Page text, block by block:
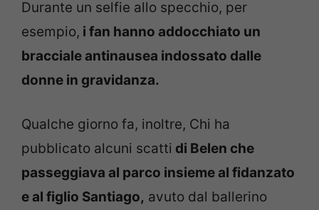
Durante un selfie allo specchio, per
esempio, i fan hanno addocchiato un
bracciale antinausea indossato dalle
donne in gravidanza.
Qualche giorno fa, inoltre, Chi ha
pubblicato alcuni scatti di Belen che
passeggiava al parco insieme al fidanzato
e al figlio Santiago, avuto dal ballerino